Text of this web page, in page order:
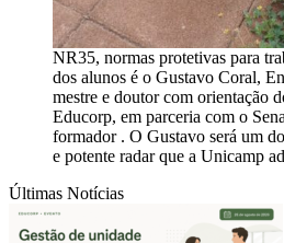
NR35, normas protetivas para
dos alunos é o Gustavo Coral,
mestre e doutor com orientação
Educorp, em parceria com o
formador . O Gustavo será um
e potente radar que a Unicamp
Últimas Notícias